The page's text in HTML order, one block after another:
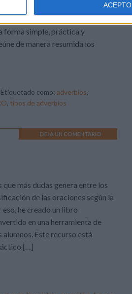
ACEPTO
un recurso especial:
forma simple, práctica y
de manera resumida los
Etiquetado como: adverbios,
, tipos de adverbios
DEJA UN COMENTARIO
que más dudas genera entre los
de las oraciones según la
he creado un libro
en una herramienta de
Este recurso está
[…]